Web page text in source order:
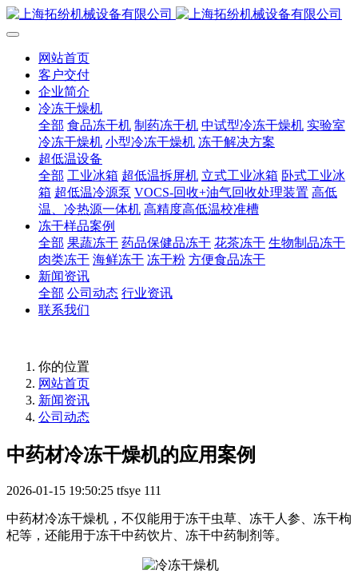
网站首页
客户交付
企业简介
冷冻干燥机
全部 食品冻干机 制药冻干机 中试型冷冻干燥机 实验室
冷冻干燥机 小型冷冻干燥机 冻干解决方案
超低温设备
全部 工业冰箱 超低温拆屏机 立式工业冰箱 卧式工业冰
箱 超低温冷源泵 VOCS-回收+油气回收处理装置 高低
温、冷热源一体机 高精度高低温校准槽
冻干样品案例
全部 果蔬冻干 药品保健品冻干 花茶冻干 生物制品冻干
肉类冻干 海鲜冻干 冻干粉 方便食品冻干
新闻资讯
全部 公司动态 行业资讯
联系我们
你的位置
网站首页
新闻资讯
公司动态
中药材冷冻干燥机的应用案例
2026-01-15 19:50:25 tfsye 111
中药材冷冻干燥机，不仅能用于冻干虫草、冻干人参、冻干枸
杞等，还能用于冻干中药饮片、冻干中药制剂等。